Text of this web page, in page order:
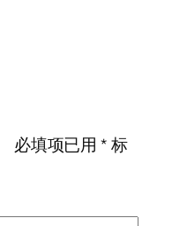
必填项已用*标